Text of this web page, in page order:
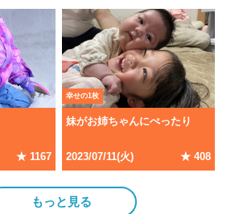
★1167
幸せの1枚
妹がお姉ちゃんにぺったり
2023/07/11(火) ★ 408
もっと見る